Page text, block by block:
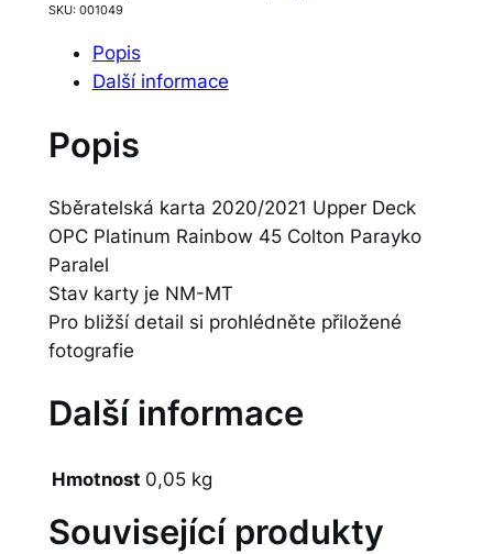
SKU: 001049
Popis
Další informace
Popis
Sběratelská karta 2020/2021 Upper Deck
OPC Platinum Rainbow 45 Colton Parayko
Paralel
Stav karty je NM-MT
Pro bližší detail si prohlédněte přiložené
fotografie
Další informace
Hmotnost 0,05 kg
Související produkty